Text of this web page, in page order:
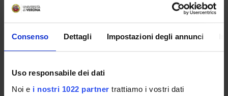
Consenso Dettagli Impostazioni degli annunci
Uso responsabile dei dati
Noi e i nostri 1022 partner trattiamo i vostri dati
SPONSORS:
Funds:assigned and managed by the department